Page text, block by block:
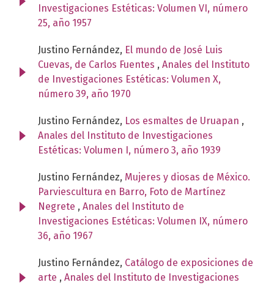
Investigaciones Estéticas: Volumen VI, número
25, año 1957
Justino Fernández, El mundo de José Luis
Cuevas, de Carlos Fuentes , Anales del Instituto
de Investigaciones Estéticas: Volumen X,
número 39, año 1970
Justino Fernández, Los esmaltes de Uruapan ,
Anales del Instituto de Investigaciones
Estéticas: Volumen I, número 3, año 1939
Justino Fernández, Mujeres y diosas de México.
Parviescultura en Barro, Foto de Martínez
Negrete , Anales del Instituto de
Investigaciones Estéticas: Volumen IX, número
36, año 1967
Justino Fernández, Catálogo de exposiciones de
arte , Anales del Instituto de Investigaciones